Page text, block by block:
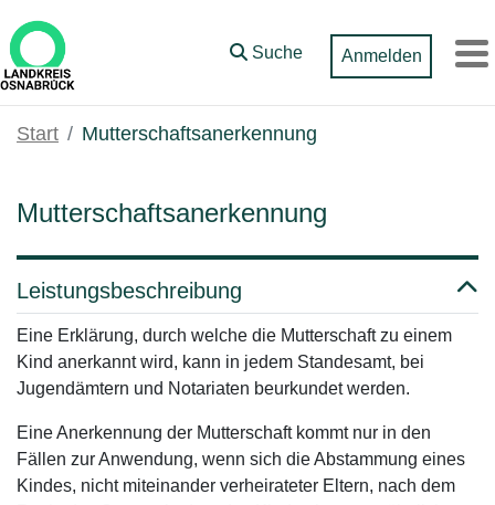
Zum Hauptinhalt springen
Suche Anmelden
Start Mutterschaftsanerkennung
Mutterschaftsanerkennung
Leistungsbeschreibung
Eine Erklärung, durch welche die Mutterschaft zu einem
Kind anerkannt wird, kann in jedem Standesamt, bei
Jugendämtern und Notariaten beurkundet werden.
Eine Anerkennung der Mutterschaft kommt nur in den
Fällen zur Anwendung, wenn sich die Abstammung eines
Kindes, nicht miteinander verheirateter Eltern, nach dem